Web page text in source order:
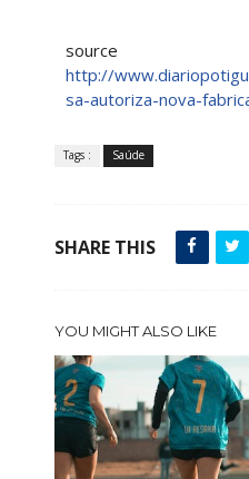
source
http://
sa-autoriza-nova-
Tags : Saúde
SHARE THIS
YOU MIGHT ALSO LIKE